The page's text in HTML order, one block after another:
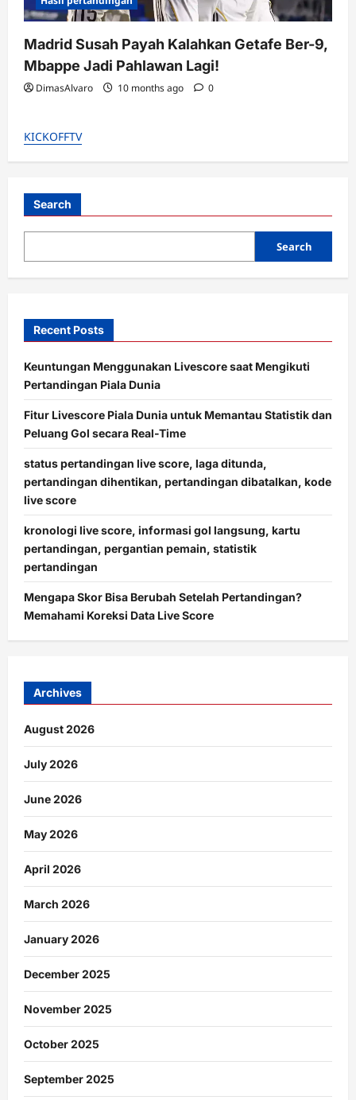
Madrid Susah Payah Kalahkan Getafe Ber-9,
Mbappe Jadi Pahlawan Lagi!
DimasAlvaro 10 months ago 0
KICKOFFTV
Search
Search
Recent Posts
Keuntungan Menggunakan Livescore saat Mengikuti
Pertandingan Piala Dunia
Fitur Livescore Piala Dunia untuk Memantau Statistik dan
Peluang Gol secara Real-Time
status pertandingan live score, laga ditunda,
pertandingan dihentikan, pertandingan dibatalkan, kode
live score
kronologi live score, informasi gol langsung, kartu
pertandingan, pergantian pemain, statistik
pertandingan
Mengapa Skor Bisa Berubah Setelah Pertandingan?
Memahami Koreksi Data Live Score
Archives
August 2026
July 2026
June 2026
May 2026
April 2026
March 2026
January 2026
December 2025
November 2025
October 2025
September 2025